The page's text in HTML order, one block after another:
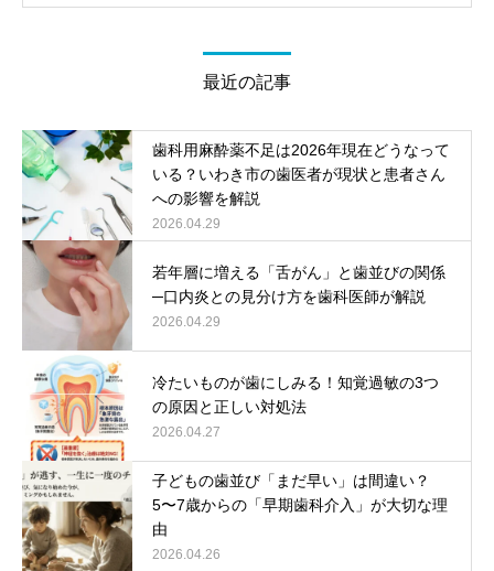
最近の記事
歯科用麻酔薬不足は2026年現在どうなって
いる？いわき市の歯医者が現状と患者さん
への影響を解説
2026.04.29
若年層に増える「舌がん」と歯並びの関係
─口内炎との見分け方を歯科医師が解説
2026.04.29
冷たいものが歯にしみる！知覚過敏の3つ
の原因と正しい対処法
2026.04.27
子どもの歯並び「まだ早い」は間違い？
5〜7歳からの「早期歯科介入」が大切な理
由
2026.04.26